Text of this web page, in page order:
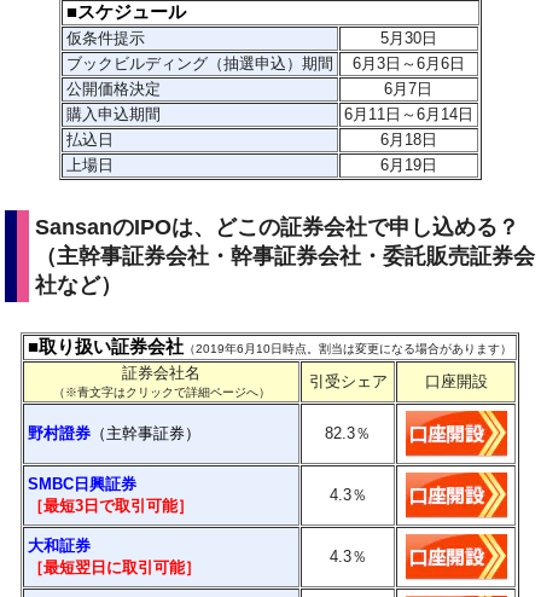
■スケジュール
仮条件提示 5月30日
ブックビルディング（抽選申込）期間
6月3日～6月6日
公開価格決定
6月7日
購入申込期間
6月11日～6月14日
払込日
6月18日
上場日
6月19日
SansanのIPOは、どこの証券会社で申し込める？
（主幹事証券会社・幹事証券会社・委託販売証券会
社など）
■取り扱い証券会社 （2019年6月10日時点。割当は変更になる場合があります）
証券会社名
（※青文字はクリックで詳細ページへ）
引受シェア 口座開設
野村證券 （主幹事証券） 82.3％
SMBC日興証券
［最短3日で取引可能］
4.3％
大和証券
［最短翌日に取引可能］
4.3％